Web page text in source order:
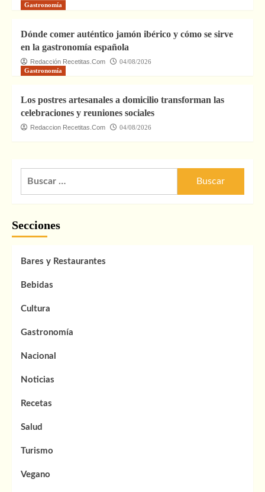
Gastronomía
Dónde comer auténtico jamón ibérico y cómo se sirve
en la gastronomía española
Redacción Recetitas.Com
04/08/2026
Gastronomía
Los postres artesanales a domicilio transforman las
celebraciones y reuniones sociales
Redaccion Recetitas.Com 04/08/2026
Secciones
Bares y Restaurantes
Bebidas
Cultura
Gastronomía
Nacional
Noticias
Recetas
Salud
Turismo
Vegano